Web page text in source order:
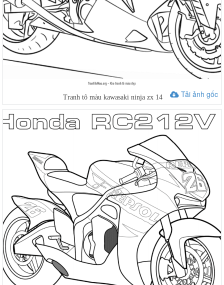
Tải ảnh gốc
Tranh tô màu kawasaki ninja zx 14